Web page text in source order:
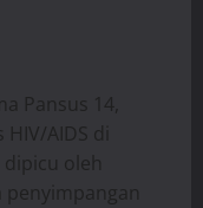
Pansus 14,
AIDS di
oleh
penyimpangan